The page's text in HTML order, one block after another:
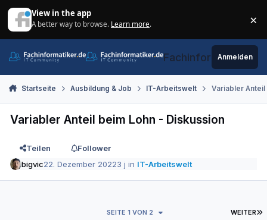
View in the app
A better way to browse. Learn more. ×
Fachinformatiker.de
Anmelden
Startseite Ausbildung & Job IT-Arbeitswelt Variabler
Variabler Anteil beim Lohn - Diskussion
Teilen
Follower
bigvic22. Dezember 20223 j in IT-Arbeitswelt
WEITER
SEITE 1 VON 2